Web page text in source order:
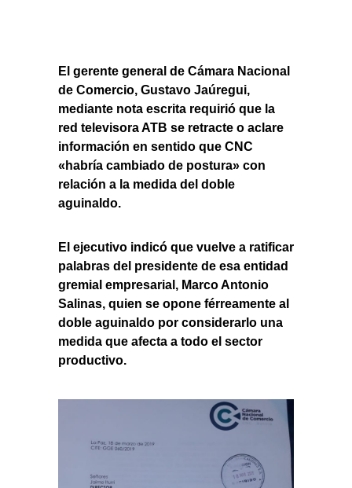
El gerente general de Cámara Nacional
de Comercio, Gustavo Jaúregui,
mediante nota escrita requirió que la
red televisora ATB se retracte o aclare
información en sentido que CNC
«habría cambiado de postura» con
relación a la medida del doble
aguinaldo.
El ejecutivo indicó que vuelve a ratificar
palabras del presidente de esa entidad
gremial empresarial, Marco Antonio
Salinas, quien se opone férreamente al
doble aguinaldo por considerarlo una
medida que afecta a todo el sector
productivo.